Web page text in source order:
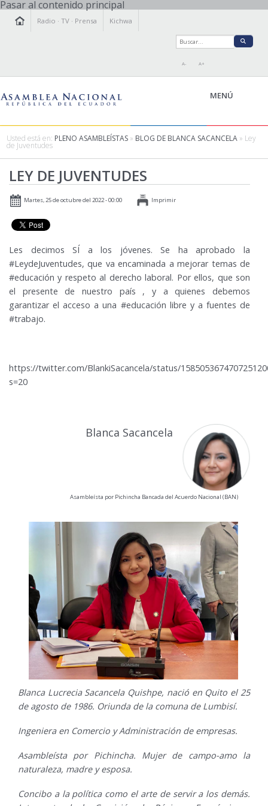
Pasar al contenido principal
Radio ·TV · Prensa Kichwa
A- A+
MENÚ
LEGISLAMOS
FISCALIZAMOS
TRANSPARENCIA
PRENSA
RELACIONES INTERNACIONALES
AGENDA
Usted está en: PLENO ASAMBLEÍSTAS » BLOG DE BLANCA SACANCELA » Ley
de Juventudes
LEY DE JUVENTUDES
Martes, 25 de octubre del 2022 - 00:00 Imprimir
Les decimos SÍ a los jóvenes. Se ha aprobado la
#LeydeJuventudes, que va encaminada a mejorar temas de
#educación y respeto al derecho laboral. Por ellos, que son
el presente de nuestro país , y a quienes debemos
garantizar el acceso a una #educación libre y a fuentes de
#trabajo.
https://twitter.com/BlankiSacancela/status/
s=20
Blanca Sacancela
Asambleísta por Pichincha Bancada del Acuerdo Nacional (BAN)
Blanca Lucrecia Sacancela Quishpe, nació en Quito el 25
de agosto de 1986. Oriunda de la comuna de Lumbisí.
Ingeniera en Comercio y Administración de empresas.
Asambleísta por Pichincha. Mujer de campo-amo la
naturaleza, madre y esposa.
Concibo a la política como el arte de servir a los demás.